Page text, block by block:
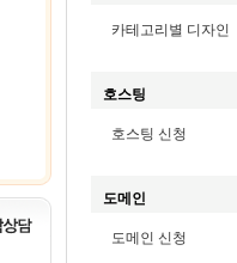
카테고리별 디자인
호스팅
호스팅 신청
도메인
도메인 신청